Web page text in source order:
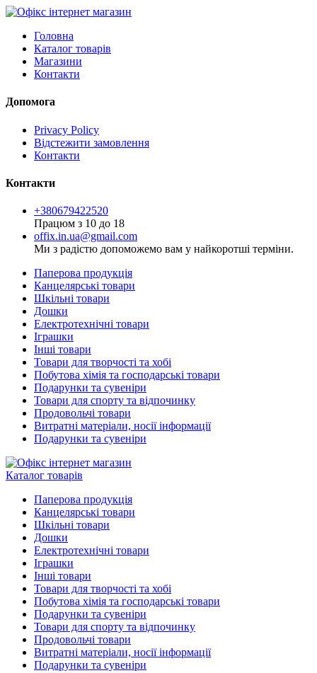
Головна
Каталог товарів
Магазини
Контакти
Допомога
Privacy Policy
Відстежити замовлення
Контакти
Контакти
+380679422520
Працюм з 10 до 18
offix.in.ua@gmail.com
Ми з радістю допоможемо вам у найкоротші терміни.
Паперова продукція
Канцелярські товари
Шкільні товари
Дошки
Електротехнічні товари
Іграшки
Інші товари
Товари для творчості та хобі
Побутова хімія та господарські товари
Подарунки та сувеніри
Товари для спорту та відпочинку
Продовольчі товари
Витратні матеріали, носії інформації
Подарунки та сувеніри
Каталог товарів
Паперова продукція
Канцелярські товари
Шкільні товари
Дошки
Електротехнічні товари
Іграшки
Інші товари
Товари для творчості та хобі
Побутова хімія та господарські товари
Подарунки та сувеніри
Товари для спорту та відпочинку
Продовольчі товари
Витратні матеріали, носії інформації
Подарунки та сувеніри